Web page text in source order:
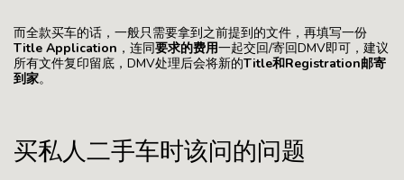
而全款买车的话，一般只需要拿到之前提到的文件，再填写一份
Title Application ，连同要求的费用一起交回/寄回DMV即可，建议
所有文件复印留底，DMV处理后会将新的Title和Registration邮寄
到家。
买私人二手车时该问的问题